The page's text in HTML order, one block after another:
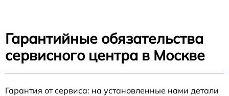
Гарантийные обязательства
сервисного центра в Москве
Гарантия от сервиса: на установленные нами детали